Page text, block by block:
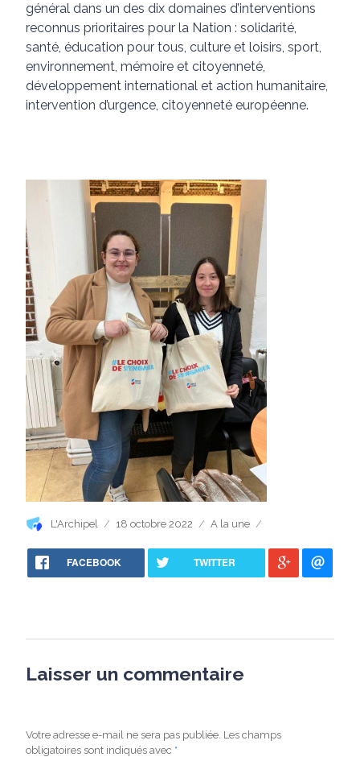
général dans un des dix domaines d’interventions
reconnus prioritaires pour la Nation : solidarité,
santé, éducation pour tous, culture et loisirs, sport,
environnement, mémoire et citoyenneté,
développement international et action humanitaire,
intervention d’urgence, citoyenneté européenne.
Auteur
L'Archipel
Publié
18 octobre 2022 Catégories
A la une
FACEBOOK TWITTER
Laisser un commentaire
Votre adresse e-mail ne sera pas publiée. Les champs
obligatoires sont indiqués avec *